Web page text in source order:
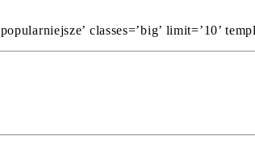
classes=’big’ limit=’10’